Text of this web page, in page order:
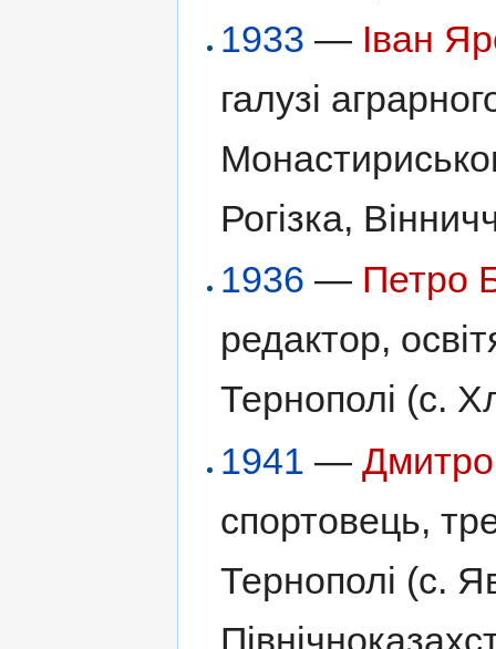
1933 — Іван
галузі
Рогізка,
1936 — Петро
редактор,
Тернополі (с.
1941 —
спортовець,
Тернополі (с.